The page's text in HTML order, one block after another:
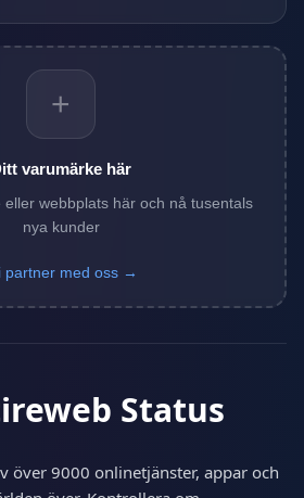
+
varumärke här
webbplats här och nå tusentals
nya kunder
partner med oss →
Status
över 9000 onlinetjänster, appar och